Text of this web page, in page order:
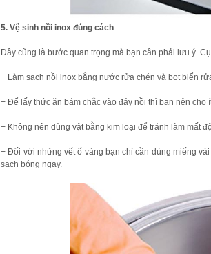
5. Vệ sinh nồi inox đúng cách
Đây cũng là bước quan trọng mà bạn cần phải lưu ý.
+ Làm sạch nồi inox bằng nước rửa chén và bọt biển
+ Để lấy thức ăn bám chắc vào đáy nồi thì bạn nên cho
+ Không nên dùng vật bằng kim loại để tránh làm mất
+ Đối với những vết ố vàng bạn chỉ cần dùng miếng
sạch bóng ngay.